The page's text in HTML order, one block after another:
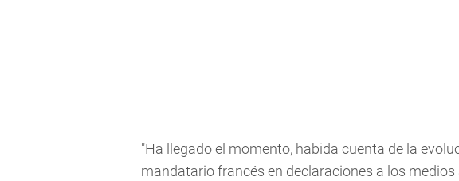
"Ha llegado el momento, habida cuenta de la
mandatario francés en declaraciones a los